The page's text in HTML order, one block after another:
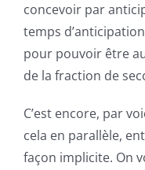
concevoir par
temps
pour pouvoir être
de la fraction de
C’est encore, par
cela en parallèle,
façon implicite. On